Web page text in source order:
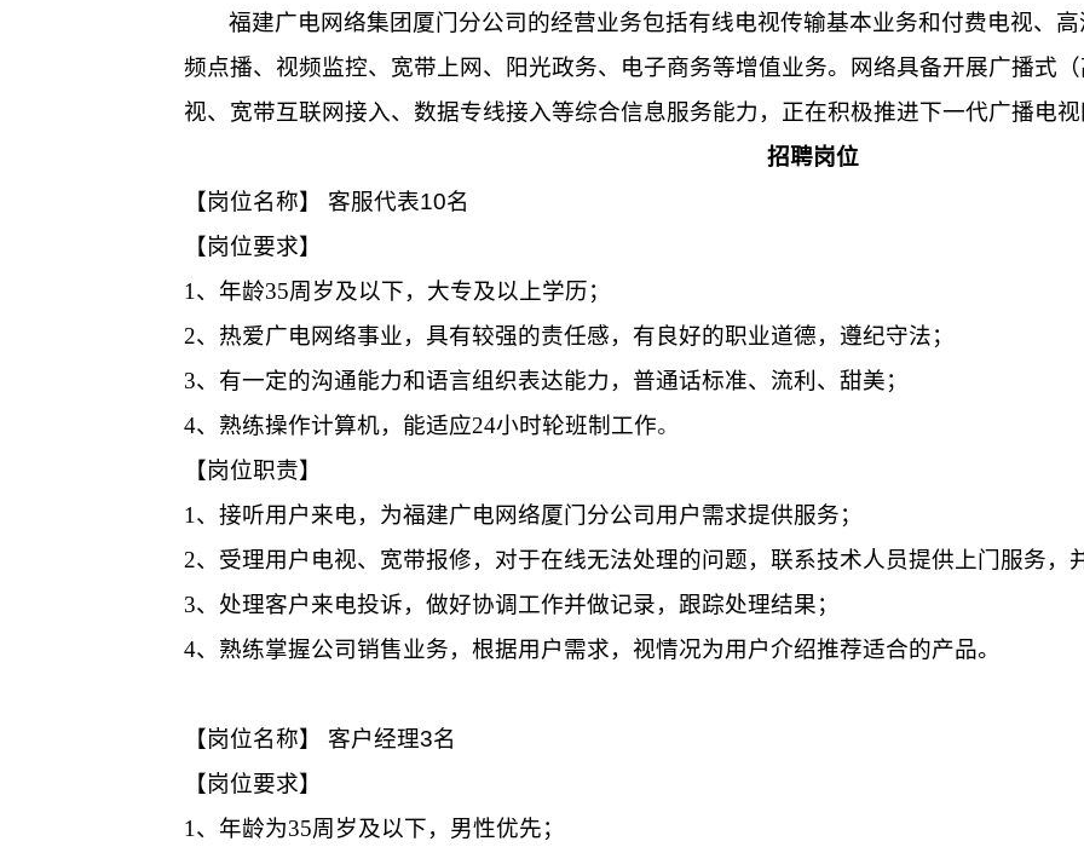
福建广电网络集团厦门分公司的经营业务包括有线电视传输基本业务和付费电视、
频点播、视频监控、宽带上网、阳光政务、电子商务等增值业务。网络具备开展广播式
视、宽带互联网接入、数据专线接入等综合信息服务能力，正在积极推进下一代广播电视
招聘岗位
【岗位名称】 客服代表10名
【岗位要求】
1 、年龄35周岁及以下，大专及以上学历；
2、热爱广电网络事业，具有较强的责任感，有良好的职业道德，遵纪守法；
3、有一定的沟通能力和语言组织表达能力，普通话标准、流利、甜美；
4、熟练操作计算机，能适应24小时轮班制工作。
【岗位职责】
1 、接听用户来电，为福建广电网络厦门分公司用户需求提供服务；
2、受理用户电视、宽带报修，对于在线无法处理的问题，联系技术人员提供上门服务，
3、处理客户来电投诉，做好协调工作并做记录，跟踪处理结果；
4、熟练掌握公司销售业务，根据用户需求，视情况为用户介绍推荐适合的产品。
【岗位名称】 客户经理3名
【岗位要求】
1 、年龄为35周岁及以下，男性优先；